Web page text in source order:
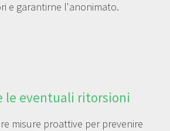
e garantirne l'anonimato.
le eventuali ritorsioni
misure proattive per prevenire